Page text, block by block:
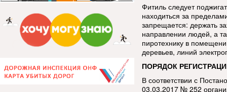
Фитиль следует
находиться за
запрещается: держать
направлении людей, а
пиротехнику в
деревьев, линий
ПОРЯДОК
В соответствии с
03.03.2017 № 252